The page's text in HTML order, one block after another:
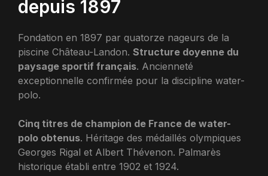
depuis 1897
Fondation en 1897 par quatorze nageurs de la
piscine Château-Landon. Structure doyenne du
paysage sportif français. Ancienneté
exceptionnelle confirmée pour la discipline water-
polo.
Cinq titres de champion de France de water-
polo obtenus. Héritage des médaillés olympiques
Georges Rigal et Albert Thévenon. Palmarès
historique établi entre 1902 et 1924.